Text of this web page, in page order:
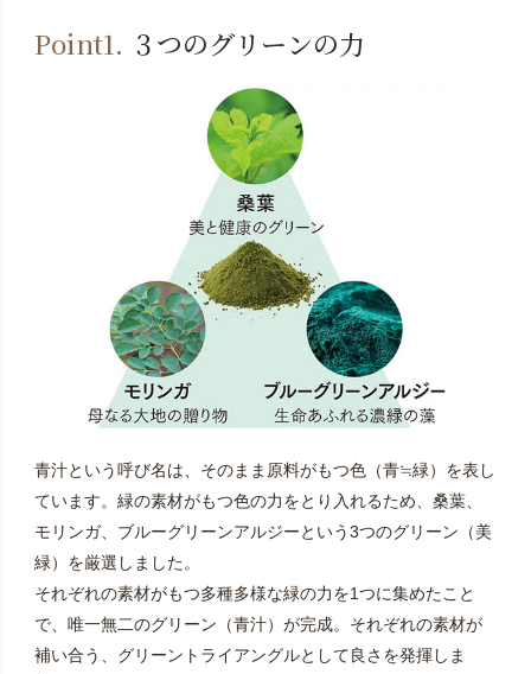
Point1. ３つのグリーンの力
青汁という呼び名は、そのまま原料がもつ色（青≒緑）を表し
ています。緑の素材がもつ色の力をとり入れるため、桑葉、
モリンガ、ブルーグリーンアルジーという3つのグリーン（美
緑）を厳選しました。
それぞれの素材がもつ多種多様な緑の力を1つに集めたこと
で、唯一無二のグリーン（青汁）が完成。それぞれの素材が
補い合う、グリーントライアングルとして良さを発揮しま